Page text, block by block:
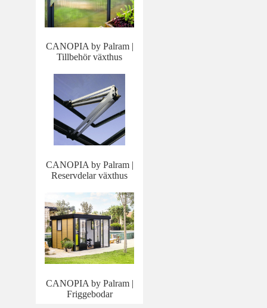
CANOPIA by Palram |
Tillbehör växthus
CANOPIA by Palram |
Reservdelar växthus
CANOPIA by Palram |
Friggebodar